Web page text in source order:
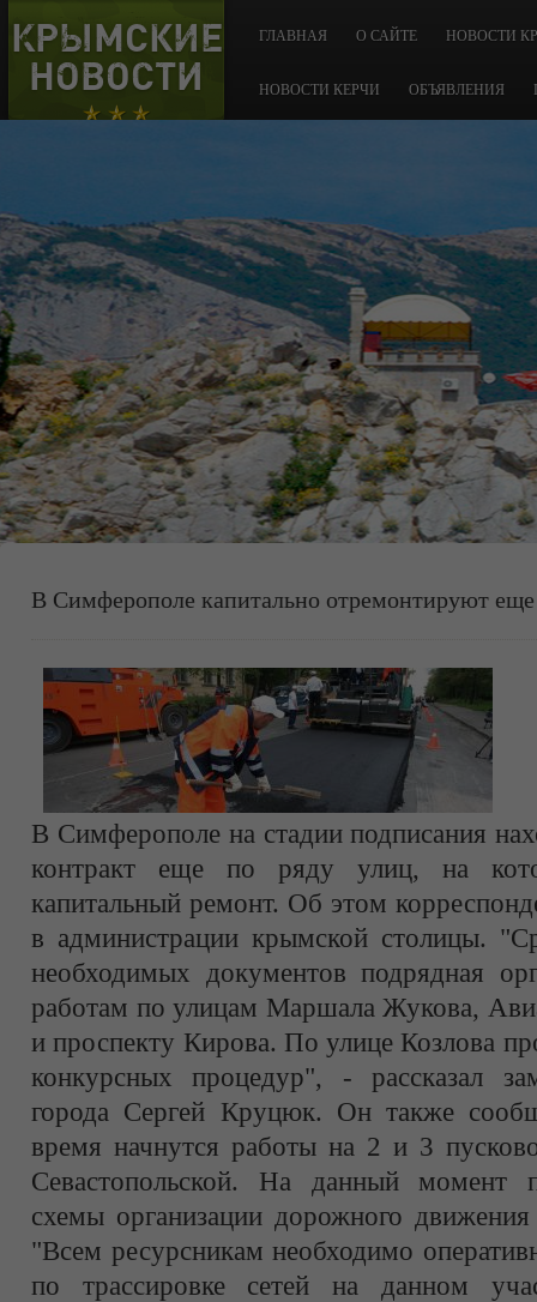
КРЫМСКИЕ
НОВОСТИ
ГЛАВНАЯ О САЙТЕ НОВОСТИ
НОВОСТИ КЕРЧИ ОБЪЯВЛЕНИЯ
В Симферополе капитально отремонтируют
В Симферополе на стадии подписания
контракт еще по ряду улиц, на
капитальный ремонт. Об этом
в администрации крымской столицы.
необходимых документов подрядная
работам по улицам Маршала Жукова,
и проспекту Кирова. По улице Козлова
конкурсных процедур", - рассказал
города Сергей Круцюк. Он также
время начнутся работы на 2 и 3
Севастопольской. На данный момент
схемы организации дорожного движения
"Всем ресурсникам необходимо
по трассировке сетей на данном